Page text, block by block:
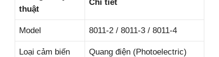
thuật
Chi tiết
Model 8011-2 / 8011-3 / 8011-4
Loại cảm biến Quang điện (Photoelectric)